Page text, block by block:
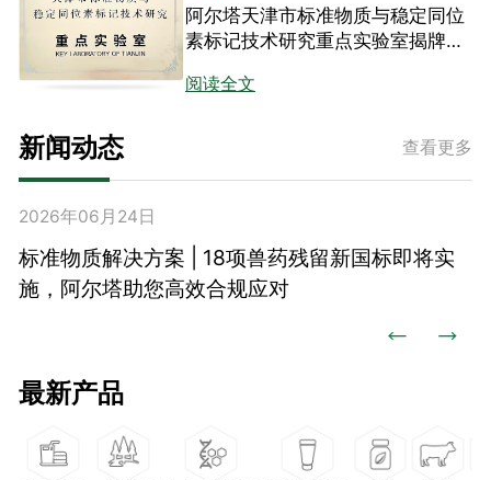
阿尔塔天津市标准物质与稳定同位
素标记技术研究重点实验室揭牌暨
阅读全文
新闻动态 查看更多
2026年06月24日
标准物质解决方案 | 18项兽药残留新国标即将实
施，阿尔塔助您高效合规应对
 
最新产品